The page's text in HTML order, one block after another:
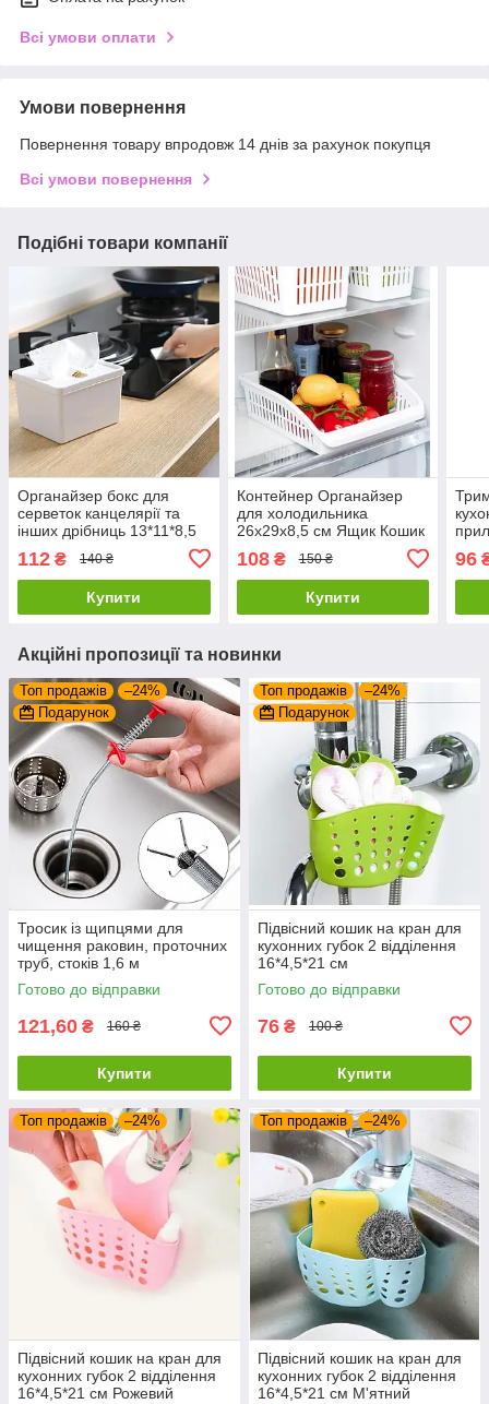
Всі умови оплати
Умови повернення
Повернення товару впродовж 14 днів за рахунок покупця
Всі умови повернення
Подібні товари компанії
Органайзер бокс для
серветок канцелярії та
інших дрібниць 13*11*8,5
112 ₴ 140 ₴
Купити
Контейнер Органайзер
для холодильника
26х29х8,5 см Ящик Кошик
для зберігання овочів та
фруктів
108₴ 150 ₴
Купити
96
Акційні пропозиції та новинки
Топ продажів
–24%
Подарунок
Тросик із щипцями для
чищення раковин, проточних
труб, стоків 1,6 м
Готово до відправки
121,60 ₴ 160 ₴
Купити
Топ продажів
–24%
Подарунок
Підвісний кошик на кран для
кухонних губок 2 відділення
16*4,5*21 см
Готово до відправки
76 ₴ 100 ₴
Купити
Топ продажів –24%
Підвісний кошик на кран для
кухонних губок 2 відділення
16*4,5*21 см Рожевий
Топ продажів –24%
Підвісний кошик на кран для
кухонних губок 2 відділення
16*4,5*21 см М'ятний